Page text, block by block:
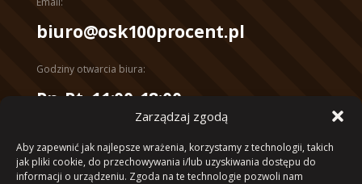
Zarządzaj zgodą
Aby zapewnić jak najlepsze wrażenia, korzystamy z technologii, takich
jak pliki cookie, do przechowywania i/lub uzyskiwania dostępu do
informacji o urządzeniu. Zgoda na te technologie pozwoli nam
biuro@osk100procent.pl
Godziny otwarcia biura:
Pn-Pt, 11:00-18:00
mBank 10 1140 2017 0000 4102